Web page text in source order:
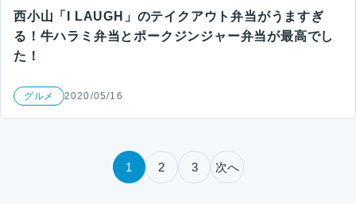
西小山「I LAUGH」のテイクアウト弁当がうますぎ
る！牛ハラミ弁当とポークジンジャー弁当が最高でし
た！
グルメ 2020/05/16
投稿のページ送り
1 2 3 次へ